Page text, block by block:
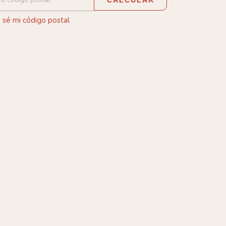
sé mi código postal